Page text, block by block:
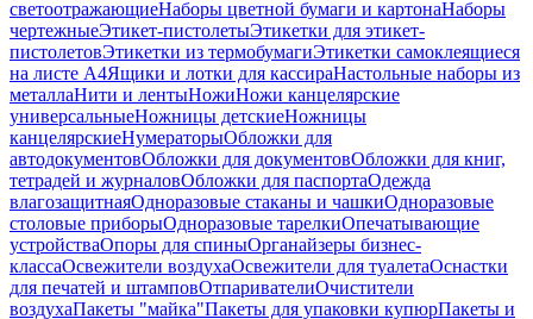
светоотражающиеНаборы цветной бумаги и картонаНаборы
чертежныеЭтикет-пистолетыЭтикетки для этикет-
пистолетовЭтикетки из термобумагиЭтикетки самоклеящиеся
на листе А4Ящики и лотки для кассираНастольные наборы из
металлаНити и лентыНожиНожи канцелярские
универсальныеНожницы детскиеНожницы
канцелярскиеНумераторыОбложки для
автодокументовОбложки для документовОбложки для книг,
тетрадей и журналовОбложки для паспортаОдежда
влагозащитнаяОдноразовые стаканы и чашкиОдноразовые
столовые приборыОдноразовые тарелкиОпечатывающие
устройстваОпоры для спиныОрганайзеры бизнес-
классаОсвежители воздухаОсвежители для туалетаОснастки
для печатей и штамповОтпаривателиОчистители
воздухаПакеты "майка"Пакеты для упаковки купюрПакеты и